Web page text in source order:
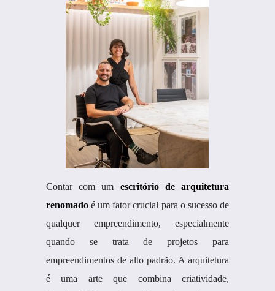
Contar com um escritório de arquitetura
renomadoé um fator crucial para o sucesso de
qualquer empreendimento, especialmente
quando se trata de projetos para
empreendimentos de alto padrão. A arquitetura
é uma arte que combina criatividade,